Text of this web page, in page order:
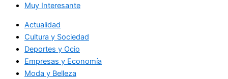
Muy Interesante
Actualidad
Cultura y Sociedad
Deportes y Ocio
Empresas y Economía
Moda y Belleza